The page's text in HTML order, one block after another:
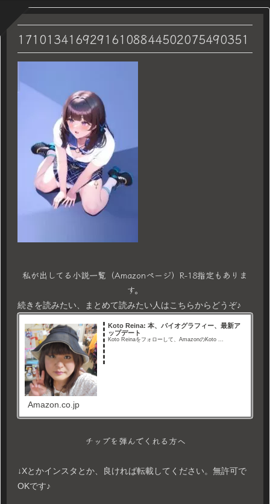
17101341692916108844502075490351
私が出してる小説一覧（Amazonページ）R-18指定もありま
す。
続きを読みたい、まとめて読みたい人はこちらからどうぞ♪
Koto Reina: 本、バイオグラフィー、最新ア
ップデート
Koto Reinaをフォローして、AmazonのKoto ...
Amazon.co.jp
チップを弾んでくれる方へ
↓Xとかインスタとか、良ければ転載してください。無許可で
OKです♪